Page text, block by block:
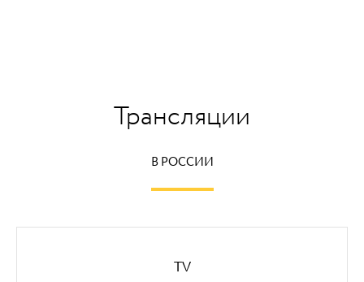
Трансляции
В РОССИИ
TV